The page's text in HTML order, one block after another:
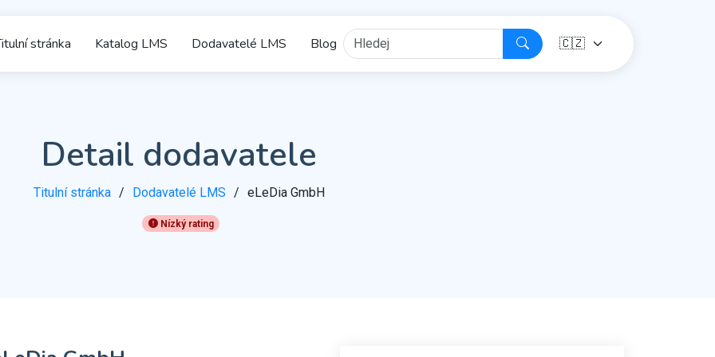
stránka Katalog LMS Dodavatelé LMS Blog
Detail dodavatele
Titulní stránka Dodavatelé LMS eLeDia GmbH
Nízký rating